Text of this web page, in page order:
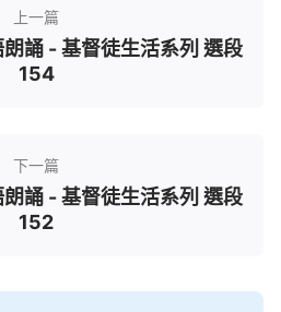
上一篇
誦 - 基督徒生活系列 選段
154
下一篇
誦 - 基督徒生活系列 選段
152